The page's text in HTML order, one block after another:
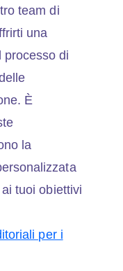
team di
una
processo di
È
la
tuoi obiettivi
per i